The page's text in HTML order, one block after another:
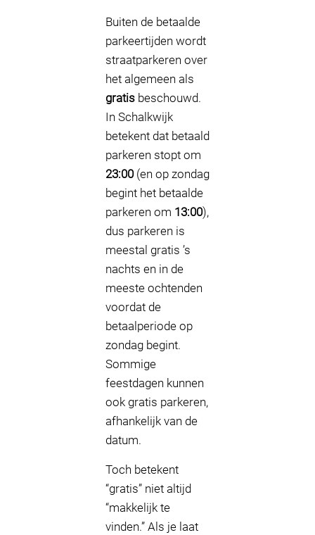
Buiten de betaalde
parkeertijden wordt
straatparkeren over
het algemeen als
gratis beschouwd.
In Schalkwijk
betekent dat betaald
parkeren stopt om
23:00(en op zondag
begint het betaalde
parkeren om 13:00),
dus parkeren is
meestal gratis ’s
nachts en in de
meeste ochtenden
voordat de
betaalperiode op
zondag begint.
Sommige
feestdagen kunnen
ook gratis parkeren,
afhankelijk van de
datum.
Toch betekent
“gratis” niet altijd
“makkelijk te
vinden.” Als je laat